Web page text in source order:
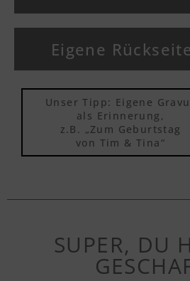
Eigene
Unser Tipp: Eigene
als Erinnerung,
z.B. „Zum Geburtstag
von Tim & Tina“
SUPER, DU